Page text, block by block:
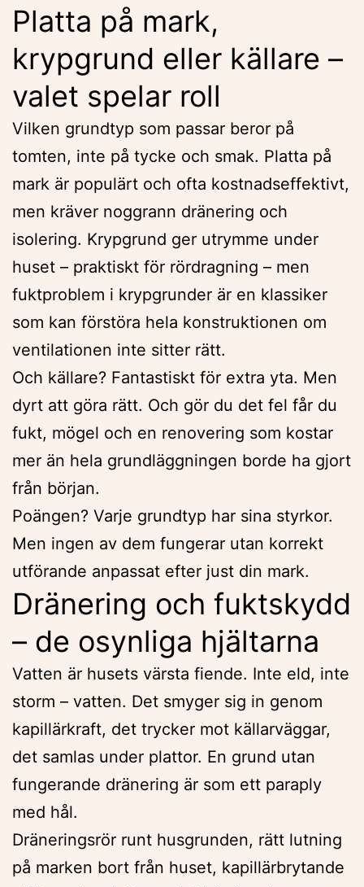
Platta på mark,
krypgrund eller källare –
valet spelar roll
Vilken grundtyp som passar beror på
tomten, inte på tycke och smak. Platta på
mark är populärt och ofta kostnadseffektivt,
men kräver noggrann dränering och
isolering. Krypgrund ger utrymme under
huset – praktiskt för rördragning – men
fuktproblem i krypgrunder är en klassiker
som kan förstöra hela konstruktionen om
ventilationen inte sitter rätt.
Och källare? Fantastiskt för extra yta. Men
dyrt att göra rätt. Och gör du det fel får du
fukt, mögel och en renovering som kostar
mer än hela grundläggningen borde ha gjort
från början.
Poängen? Varje grundtyp har sina styrkor.
Men ingen av dem fungerar utan korrekt
utförande anpassat efter just din mark.
Dränering och fuktskydd
– de osynliga hjältarna
Vatten är husets värsta fiende. Inte eld, inte
storm – vatten. Det smyger sig in genom
kapillärkraft, det trycker mot källarväggar,
det samlas under plattor. En grund utan
fungerande dränering är som ett paraply
med hål.
Dräneringsrör runt husgrunden, rätt lutning
på marken bort från huset, kapillärbrytande